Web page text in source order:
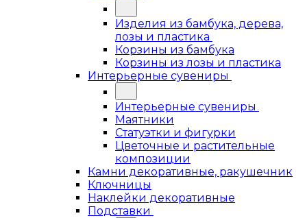
Изделия из бамбука, дерева,
лозы и пластика
Корзины из бамбука
Корзины из лозы и пластика
Интерьерные сувениры
Интерьерные сувениры
Маятники
Статуэтки и фигурки
Цветочные и растительные
композиции
Камни декоративные, ракушечник
Ключницы
Наклейки декоративные
Подставки